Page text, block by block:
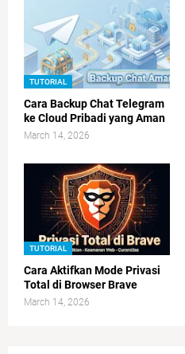
TUTORIAL
Cara Backup Chat Telegram
ke Cloud Pribadi yang Aman
March 14, 2026
TUTORIAL
Cara Aktifkan Mode Privasi
Total di Browser Brave
March 14, 2026